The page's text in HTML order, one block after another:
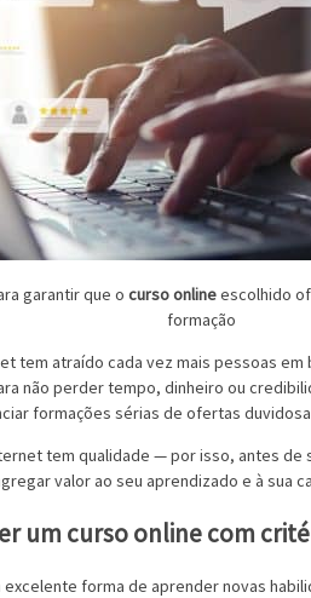
garantir que o curso onlineescolhido
formação
tem atraído cada vez mais pessoas em
não perder tempo, dinheiro ou
formações sérias de ofertas
tem qualidade — por isso, antes de
valor ao seu aprendizado e à sua
um curso online com
forma de aprender novas